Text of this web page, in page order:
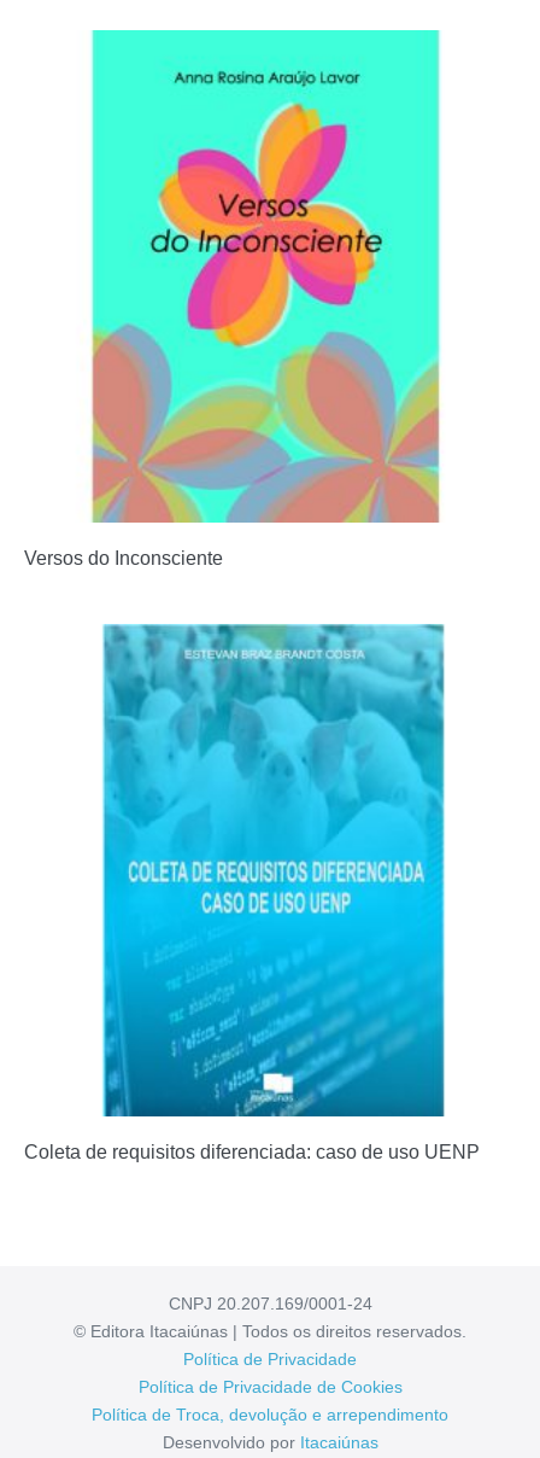
Versos do Inconsciente
Coleta de requisitos diferenciada: caso de uso UENP
CNPJ 20.207.169/0001-24
© Editora Itacaiúnas | Todos os direitos reservados.
Política de Privacidade
Política de Privacidade de Cookies
Política de Troca, devolução e arrependimento
Desenvolvido por Itacaiúnas